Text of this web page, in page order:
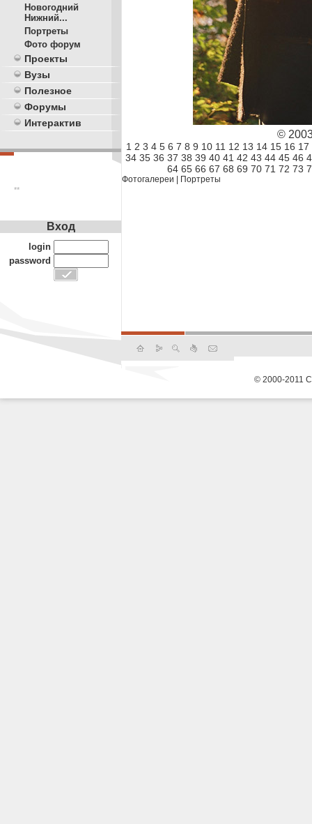
Новогодний
Нижний...
Портреты
Фото форум
Проекты
Вузы
Полезное
Форумы
Интерактив
**
©
1 2 3 4 5 6 7 8 9 10 11 12 13 14 15 16 17
34 35 36 37 38 39 40 41 42 43 44 45 46
64 65 66 67 68 69 70 71 72 73
Фотогалереи Портреты
Вход
login
password
© 2000-2011